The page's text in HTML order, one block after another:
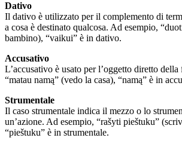
Dativo
Il dativo è utilizzato per il complemento di
a cosa è destinato qualcosa. Ad esempio,
bambino), “vaikui” è in dativo.
Accusativo
L’accusativo è usato per l’oggetto diretto
“matau namą” (vedo la casa), “namą” è in
Strumentale
Il caso strumentale indica il mezzo o lo
un’azione. Ad esempio, “rašyti pieštuku”
“pieštuku” è in strumentale.